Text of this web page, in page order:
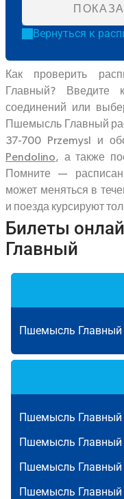
Вернуться к
Как проверить
Главный? Введите
соединений или
Пшемысль Главный
37-700 Przemysl и
Pendolino, а также
Помните —
может меняться в
и поезда курсируют
Билеты
Главный
Пшемысль Главный
Пшемысль Главный
Пшемысль Главный
Пшемысль Главный
Пшемысль Главный